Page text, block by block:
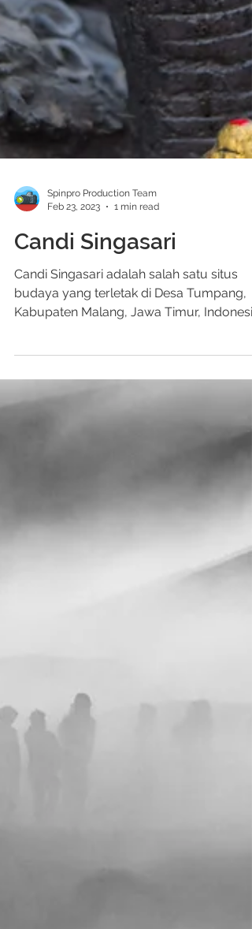
Feb 23, 2023
1 min read
Candi Singasari
Candi Singasari adalah salah satu situs
budaya yang terletak di Desa Tumpang,